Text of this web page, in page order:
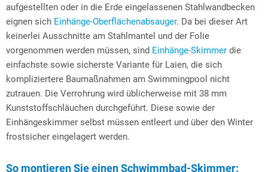
aufgestellten oder in die Erde eingelassenen Stahlwandbecken
eignen sich Einhänge-Oberflächenabsauger. Da bei dieser Art
keinerlei Ausschnitte am Stahlmantel und der Folie
vorgenommen werden müssen, sind Einhänge-Skimmer die
einfachste sowie sicherste Variante für Laien, die sich
kompliziertere Baumaßnahmen am Swimmingpool nicht
zutrauen. Die Verrohrung wird üblicherweise mit 38 mm
Kunststoffschläuchen durchgeführt. Diese sowie der
Einhängeskimmer selbst müssen entleert und über den Winter
frostsicher eingelagert werden.
So montieren Sie einen Schwimmbad-Skimmer: